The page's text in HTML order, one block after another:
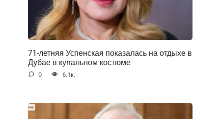
71-летняя Успенская показалась на отдыхе в
Дубае в куnальном костюме
0 6.1к.